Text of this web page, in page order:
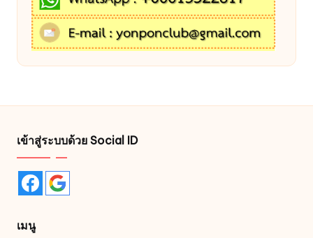
เข้าสู่ระบบด้วย Social ID
เมนู